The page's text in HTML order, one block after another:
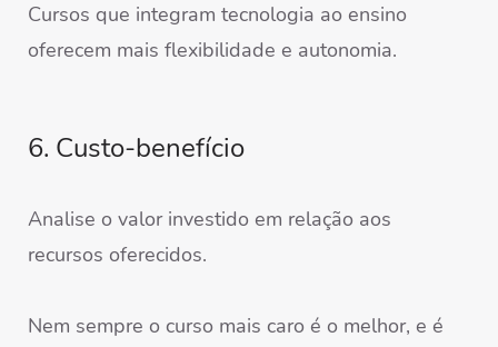
Cursos que integram tecnologia ao ensino
oferecem mais flexibilidade e autonomia.
6. Custo-benefício
Analise o valor investido em relação aos
recursos oferecidos.
Nem sempre o curso mais caro é o melhor, e é